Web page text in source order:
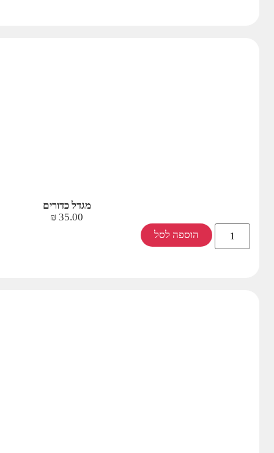
מגדל כדורים
35.00
₪
הוספה לסל